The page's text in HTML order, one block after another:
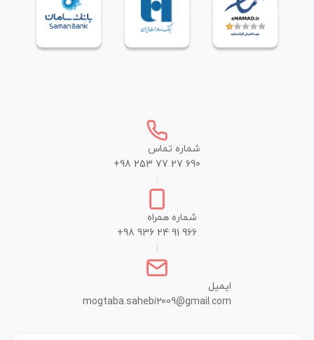
شماره تماس
+98 253 77 27 690
شماره همراه
+98 936 24 91 966
ایمیل
mogtaba.sahebi2009@gmail.com